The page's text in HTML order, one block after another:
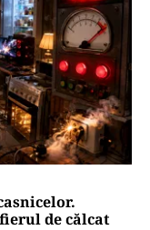
de călcat